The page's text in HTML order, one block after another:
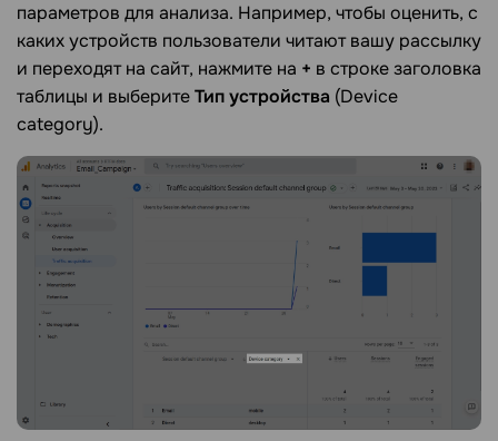
параметров для анализа. Например, чтобы оценить, с
каких устройств пользователи читают вашу рассылку
и переходят на сайт, нажмите на + в строке заголовка
таблицы и выберитеТип устройства (Device
category).